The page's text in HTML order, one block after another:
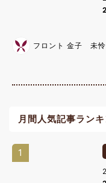
フロント 金子 未怜
月間人気記事ラン
1